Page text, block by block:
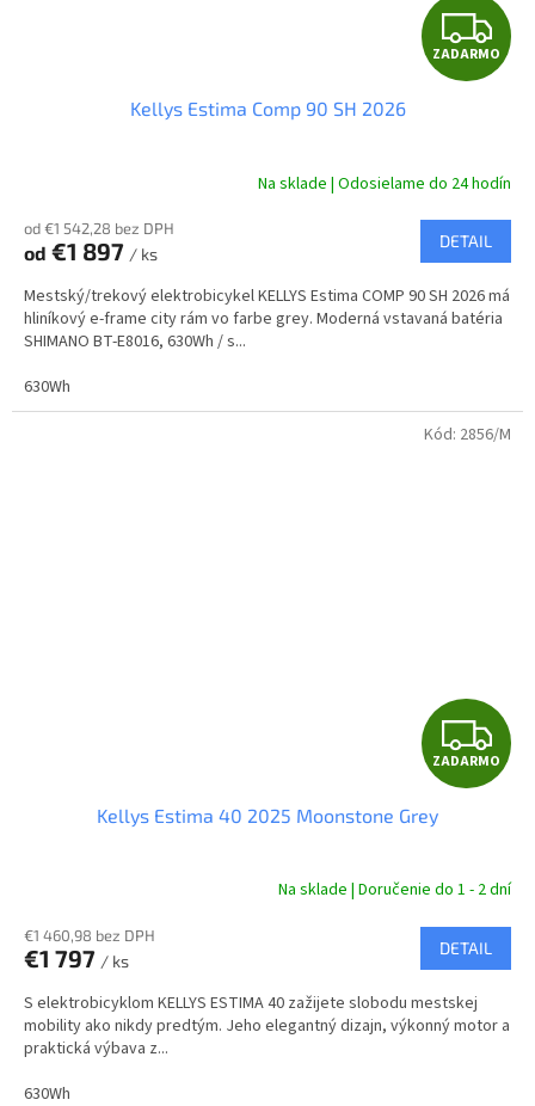
Z
A
A
R
M
O
ZADARMO
Kellys Estima Comp 90 SH 2026
Na sklade | Odosielame do 24 hodín
od €1 542,28 bez DPH
od €1 897 / ks
DETAIL
Mestský/trekový elektrobicykel KELLYS Estima COMP 90 SH 2026 má
hliníkový e-frame city rám vo farbe grey. Moderná vstavaná batéria
SHIMANO BT-E8016, 630Wh / s...
630Wh
Z
A
A
R
M
O
ZADARMO
Kellys Estima 40 2025 Moonstone Grey
Na sklade | Doručenie do 1 - 2 dní
€1 460,98 bez DPH
€1 797 / ks
DETAIL
S elektrobicyklom KELLYS ESTIMA 40 zažijete slobodu mestskej
mobility ako nikdy predtým. Jeho elegantný dizajn, výkonný motor a
praktická výbava z...
630Wh
Kód: 2856/M